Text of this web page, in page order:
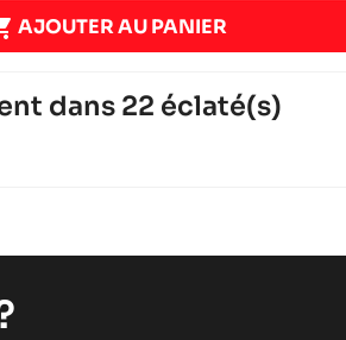
AJOUTER AU PANIER
dans 22 éclaté(s)